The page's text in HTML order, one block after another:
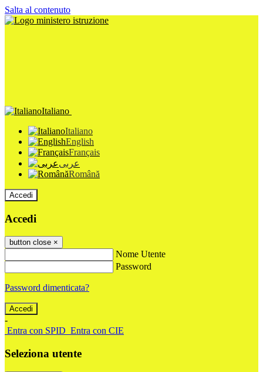
Salta al contenuto
Italiano
Italiano
English
Français
عربى
Română
Accedi
Accedi
button close ×
Nome Utente
Password
Password dimenticata?
-
Entra con SPID Entra con CIE
Seleziona utente